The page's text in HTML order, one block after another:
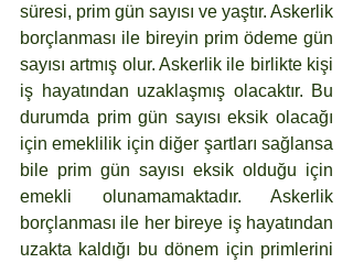
süresi, prim gün sayısı ve yaştır. Askerlik
borçlanması ile bireyin prim ödeme gün
sayısı artmış olur. Askerlik ile birlikte kişi
iş hayatından uzaklaşmış olacaktır. Bu
durumda prim gün sayısı eksik olacağı
için emeklilik için diğer şartları sağlansa
bile prim gün sayısı eksik olduğu için
emekli olunamamaktadır. Askerlik
borçlanması ile her bireye iş hayatından
uzakta kaldığı bu dönem için primlerini